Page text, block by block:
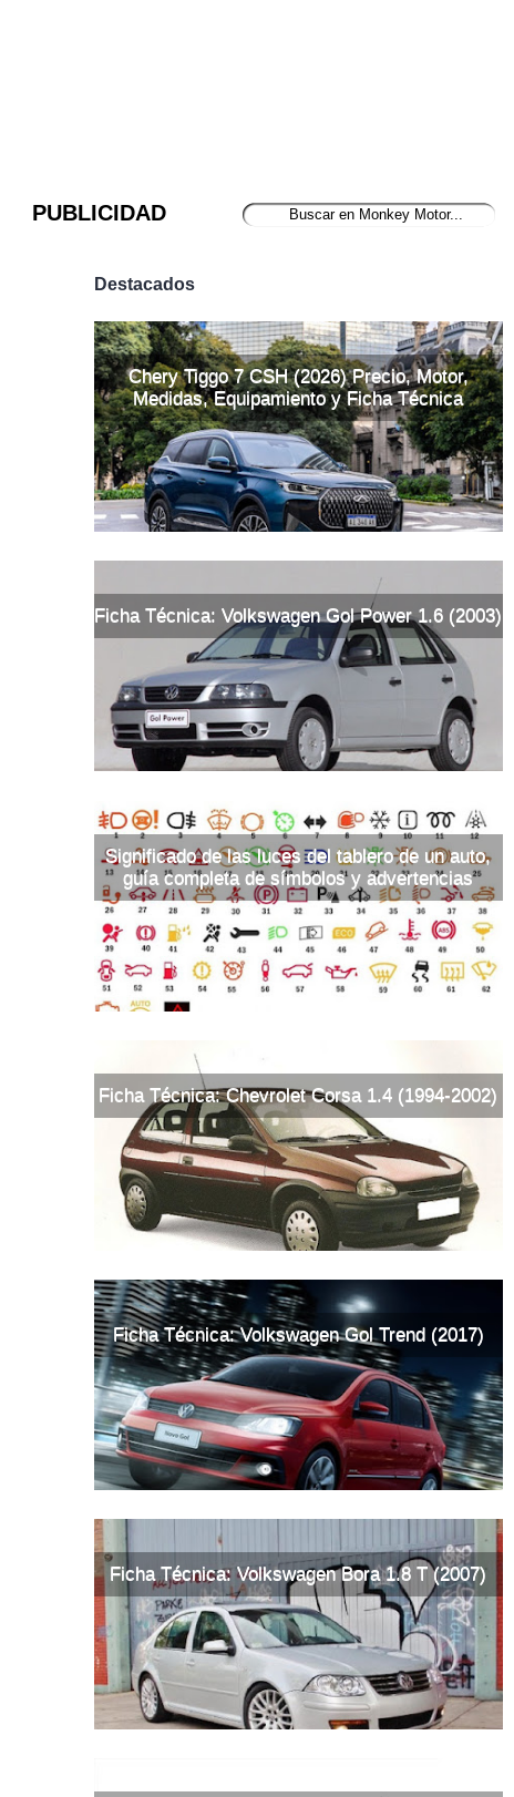
PUBLICIDAD
Destacados
Chery Tiggo 7 CSH (2026) Precio, Motor,
Medidas, Equipamiento y Ficha Técnica
Ficha Técnica: Volkswagen Gol Power 1.6 (2003)
Significado de las luces del tablero de un auto,
guía completa de símbolos y advertencias
Ficha Técnica: Chevrolet Corsa 1.4 (1994-2002)
Ficha Técnica: Volkswagen Gol Trend (2017)
Ficha Técnica: Volkswagen Bora 1.8 T (2007)